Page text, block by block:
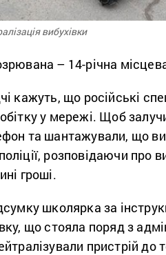
вибухівки
– 14-річна
кажуть, що російські
у мережі. Щоб
та шантажували, що
розповідаючи про
гроші.
школярка за
що стояла поряд з
пристрій до